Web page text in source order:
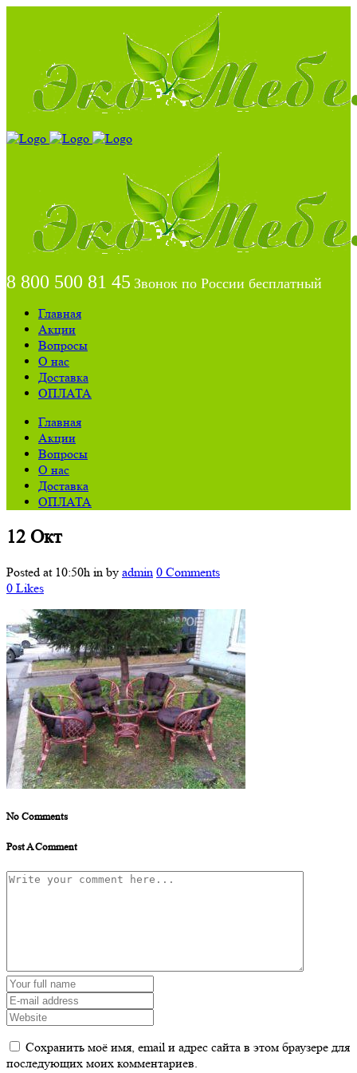
8 800 500 81 45 Звонок по России бесплатный
Главная
Акции
Вопросы
О нас
Доставка
ОПЛАТА
Главная
Акции
Вопросы
О нас
Доставка
ОПЛАТА
12 Окт
Posted at 10:50h in by admin 0 Comments
0 Likes
No Comments
Post A Comment
Сохранить моё имя, email и адрес сайта в этом браузере для
последующих моих комментариев.